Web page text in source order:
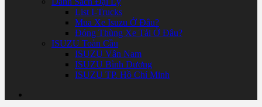
List I-Trucks
Mua Xe Isuzu Ở Đâu?
Đóng Thùng Xe Tải Ở Đâu?
ISUZU Toàn Cầu
ISUZU Vân Nam
ISUZU Bình Dương
ISUZU TP. Hồ Chí Minh